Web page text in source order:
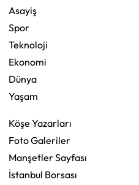
Asayiş
Spor
Teknoloji
Ekonomi
Dünya
Yaşam
Köşe Yazarları
Foto Galeriler
Manşetler Sayfası
İstanbul Borsası